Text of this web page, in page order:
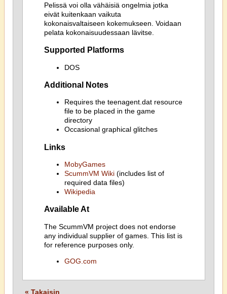
Pelissä voi olla vähäisiä ongelmia jotka
eivät kuitenkaan vaikuta
kokonaisvaltaiseen kokemukseen. Voidaan
pelata kokonaisuudessaan lävitse.
Supported Platforms
DOS
Additional Notes
Requires the teenagent.dat resource
file to be placed in the game
directory
Occasional graphical glitches
Links
MobyGames
ScummVM Wiki(includes list of
required data files)
Wikipedia
Available At
The ScummVM project does not endorse
any individual supplier of games. This list is
for reference purposes only.
GOG.com
« Takaisin